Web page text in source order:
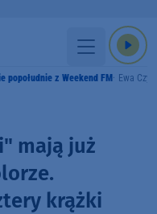
popołudnie z Weekend FM Ewa Czyż
mają już
krążki